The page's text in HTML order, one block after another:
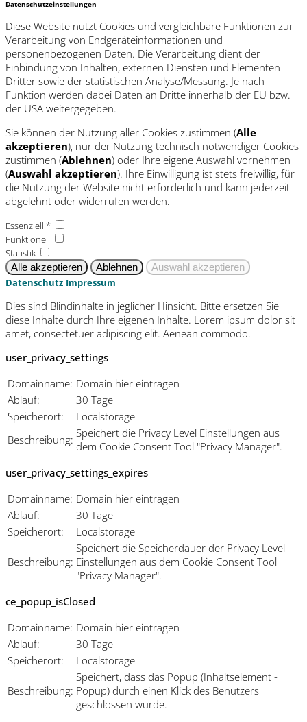
Datenschutzeinstellungen
Diese Website nutzt Cookies und vergleichbare Funktionen zur
Verarbeitung von Endgeräteinformationen und
personenbezogenen Daten. Die Verarbeitung dient der
Einbindung von Inhalten, externen Diensten und Elementen
Dritter sowie der statistischen Analyse/Messung. Je nach
Funktion werden dabei Daten an Dritte innerhalb der EU bzw.
der USA weitergegeben.
Sie können der Nutzung aller Cookies zustimmen (Alle
akzeptieren), nur der Nutzung technisch notwendiger Cookies
zustimmen (Ablehnen) oder Ihre eigene Auswahl vornehmen
(Auswahl akzeptieren). Ihre Einwilligung ist stets freiwillig, für
die Nutzung der Website nicht erforderlich und kann jederzeit
abgelehnt oder widerrufen werden.
Essenziell *
Funktionell
Statistik
Datenschutz Impressum
Dies sind Blindinhalte in jeglicher Hinsicht. Bitte ersetzen Sie
diese Inhalte durch Ihre eigenen Inhalte. Lorem ipsum dolor sit
amet, consectetuer adipiscing elit. Aenean commodo.
user_privacy_settings
Domainname: Domain hier eintragen
Ablauf:
30 Tage
Speicherort:
Localstorage
Beschreibung: Speichert die Privacy Level Einstellungen aus
dem Cookie Consent Tool "Privacy Manager".
user_privacy_settings_expires
Domainname: Domain hier eintragen
Ablauf:
30 Tage
Speicherort:
Localstorage
Beschreibung:
Speichert die Speicherdauer der Privacy Level
Einstellungen aus dem Cookie Consent Tool
"Privacy Manager".
ce_popup_isClosed
Domainname: Domain hier eintragen
Ablauf:
30 Tage
Speicherort:
Localstorage
Beschreibung:
Speichert, dass das Popup (Inhaltselement -
Popup) durch einen Klick des Benutzers
geschlossen wurde.